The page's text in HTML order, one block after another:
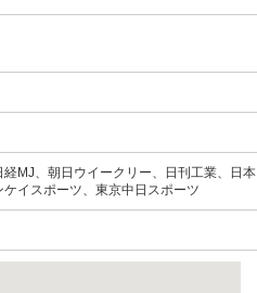
MJ、朝日ウイークリー、日刊工業、日本
イスポーツ、東京中日スポーツ